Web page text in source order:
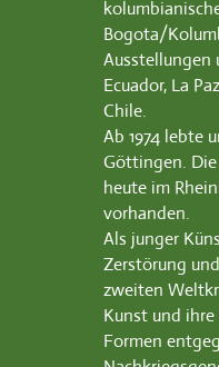
Bogota/
Ausstellungen
Ecuador, La
Chile.
Ab 1974 lebte
Göttingen.
heute im
vorhanden.
Als junger
Zerstörung
zweiten
Kunst und
Formen